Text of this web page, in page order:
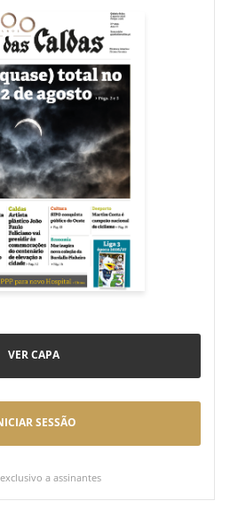
VER CAPA
SESSÃO
a assinantes